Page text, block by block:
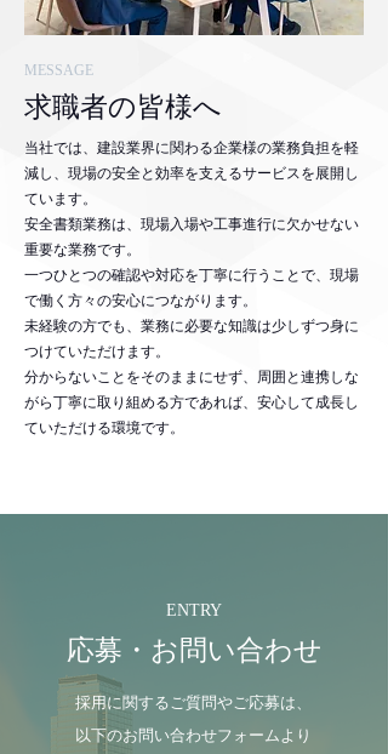
MESSAGE
求職者の皆様へ
当社では、建設業界に関わる企業様の業務負担を軽
減し、現場の安全と効率を支えるサービスを展開し
ています。
安全書類業務は、現場入場や工事進行に欠かせない
重要な業務です。
一つひとつの確認や対応を丁寧に行うことで、現場
で働く方々の安心につながります。
未経験の方でも、業務に必要な知識は少しずつ身に
つけていただけます。
分からないことをそのままにせず、周囲と連携しな
がら丁寧に取り組める方であれば、安心して成長し
ていただける環境です。
ENTRY
応募・お問い合わせ
採用に関するご質問やご応募は、
以下のお問い合わせフォームより